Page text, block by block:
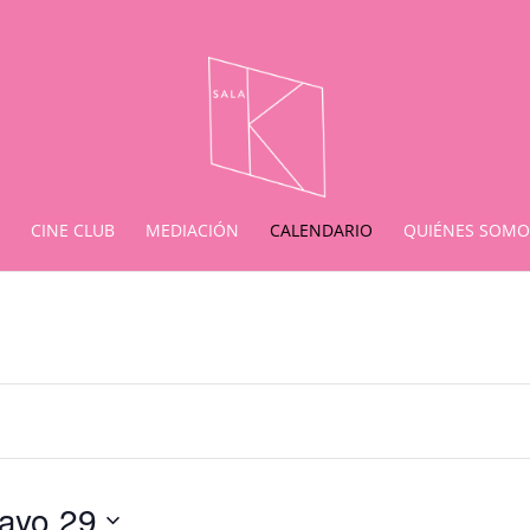
CINE CLUB MEDIACIÓN CALENDARIO QUIÉNES
29